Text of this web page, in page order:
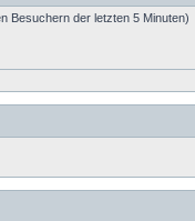
Besuchern der letzten 5 Minuten)